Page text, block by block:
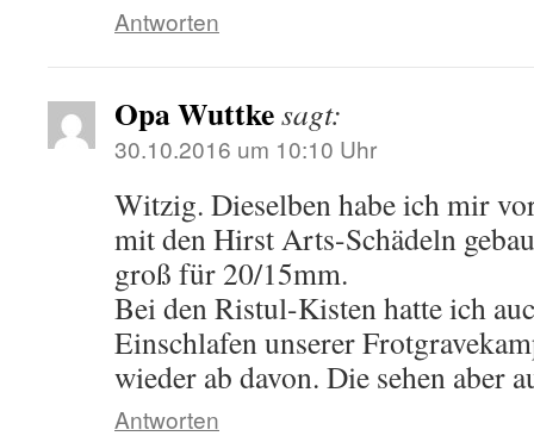
Antworten
Opa Wuttkesagt:
30.10.2016 um 10:10 Uhr
Witzig. Dieselben habe ich mir
mit den Hirst Arts-Schädeln
groß für 20/15mm.
Bei den Ristul-Kisten hatte ich
Einschlafen unserer
wieder ab davon. Die sehen aber
Antworten